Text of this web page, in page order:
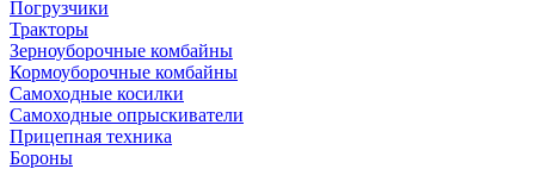
Погрузчики
Тракторы
Зерноуборочные комбайны
Кормоуборочные комбайны
Самоходные косилки
Самоходные опрыскиватели
Прицепная техника
Бороны